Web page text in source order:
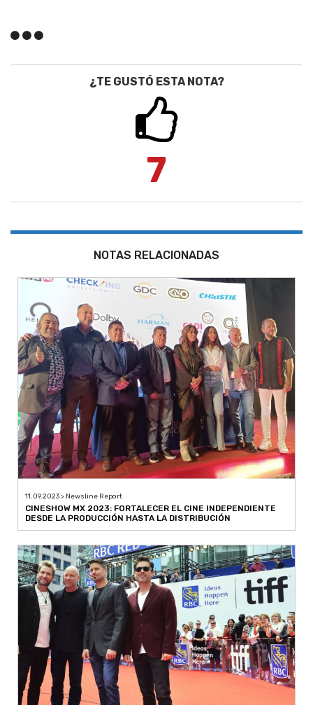
¿TE GUSTÓ ESTA NOTA?
7
NOTAS RELACIONADAS
11.09.2023 > Newsline Report
CINESHOW MX 2023: FORTALECER EL CINE INDEPENDIENTE
DESDE LA PRODUCCIÓN HASTA LA DISTRIBUCIÓN